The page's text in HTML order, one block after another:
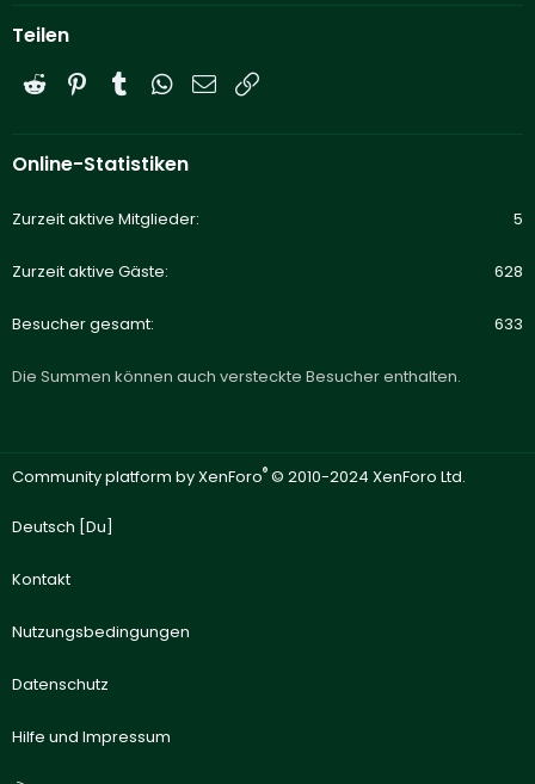
Teilen
Reddit PinterestTumblrWhatsApp
E-Mail
Online-Statistiken
Zurzeit aktive Mitglieder 5
Zurzeit aktive Gäste 628
Besucher gesamt 633
Die Summen können auch versteckte Besucher enthalten.
Community platform by XenForo® © 2010-2024 XenForo Ltd.
Deutsch [Du]
Kontakt
Nutzungsbedingungen
Datenschutz
Hilfe und Impressum